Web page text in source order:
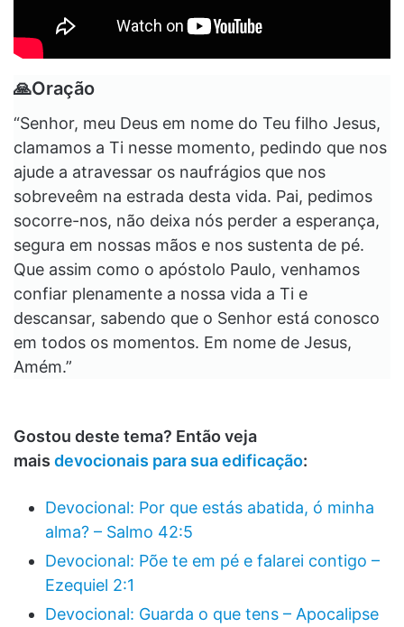
🙏Oração
“Senhor, meu Deus em nome do Teu filho Jesus,
clamamos a Ti nesse momento, pedindo que nos
ajude a atravessar os naufrágios que nos
sobreveêm na estrada desta vida. Pai, pedimos
socorre-nos, não deixa nós perder a esperança,
segura em nossas mãos e nos sustenta de pé.
Que assim como o apóstolo Paulo, venhamos
confiar plenamente a nossa vida a Ti e
descansar, sabendo que o Senhor está conosco
em todos os momentos. Em nome de Jesus,
Amém.”
Gostou deste tema? Então veja
mais devocionais para sua edificação:
Devocional: Por que estás abatida, ó minha
alma? – Salmo 42:5
Devocional: Põe te em pé e falarei contigo –
Ezequiel 2:1
Devocional: Guarda o que tens – Apocalipse